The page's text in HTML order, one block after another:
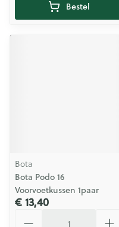
Bestel
Bota
Bota Podo 16
Voorvoetkussen 1paar
€ 13,40